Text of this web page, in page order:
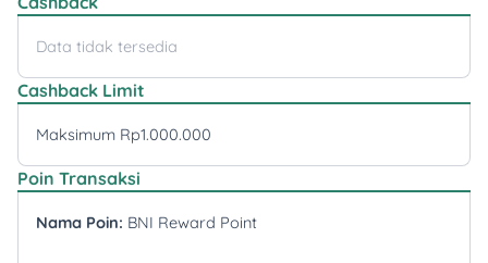
Data tidak tersedia
Cashback Limit
Maksimum Rp1.000.000
Poin Transaksi
Nama Poin: BNI Reward Point